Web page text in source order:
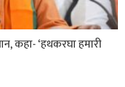
कहा- ‘हथकरघा हमारी